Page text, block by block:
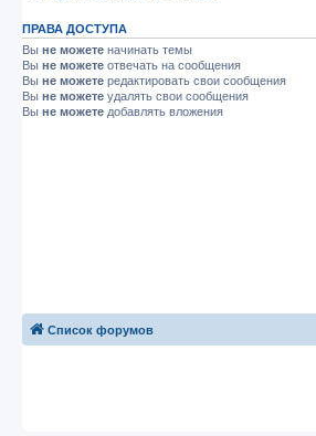
ПРАВА ДОСТУПА
Вы не можете начинать темы
Вы не можете отвечать на сообщения
Вы не можете редактировать свои сообщения
Вы не можете удалять свои сообщения
Вы не можете добавлять вложения
Список форумов